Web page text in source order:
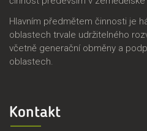
Hlavním předmětem činnosti je
oblastech trvale udržitelného
včetně generační obměny a
oblastech.
Kontakt